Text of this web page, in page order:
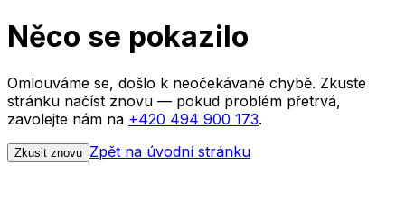
Něco se pokazilo
Omlouváme se, došlo k neočekávané chybě. Zkuste
stránku načíst znovu — pokud problém přetrvá,
zavolejte nám na +420 494 900 173.
Zkusit znovu Zpět na úvodní stránku